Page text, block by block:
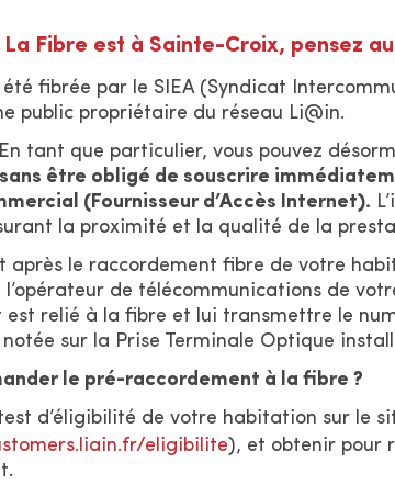
La Fibre est à Sainte-Croix, pensez
été fibrée par le SIEA (Syndicat
public propriétaire du réseau Li@in.
En tant que particulier, vous pouvez
sans être obligé de souscrire
(Fournisseur d’Accès Internet).
la proximité et la qualité de la
après le raccordement fibre de votre
de télécommunications de
est relié à la fibre et lui transmettre le
sur la Prise Terminale Optique
le pré-raccordement à la fibre ?
d’éligibilité de votre habitation sur le
eligibilite), et obtenir pour